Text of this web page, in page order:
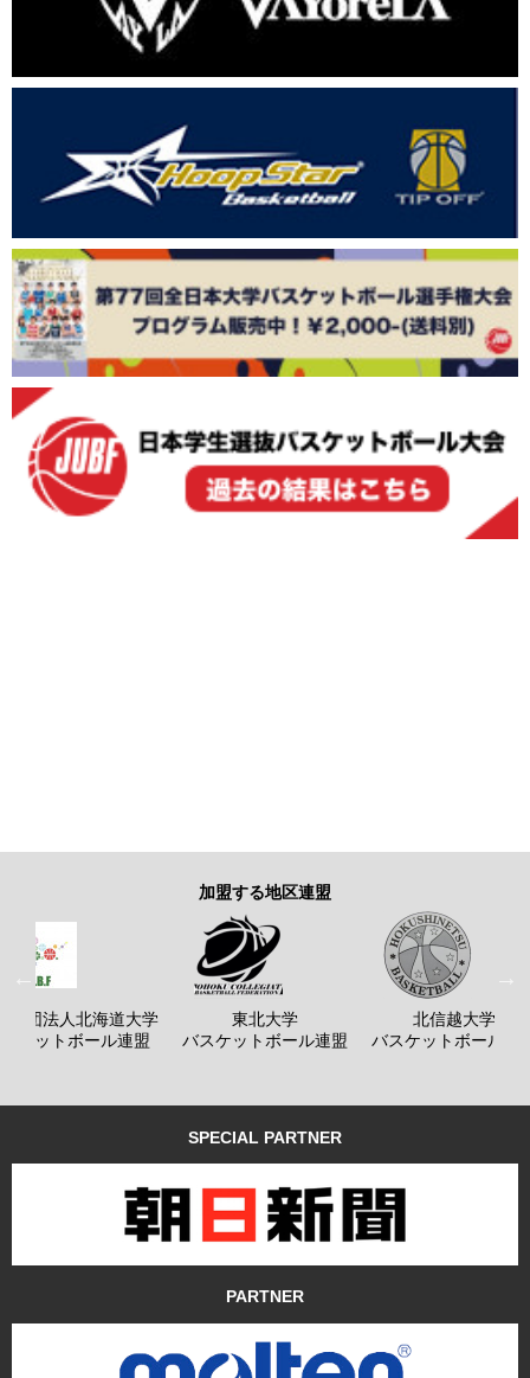
加盟する地区連盟
社団法人北海道大学
ケットボール連盟
東北大学
バスケットボール連盟
北信越大学
バスケットボール連
SPECIAL PARTNER
PARTNER